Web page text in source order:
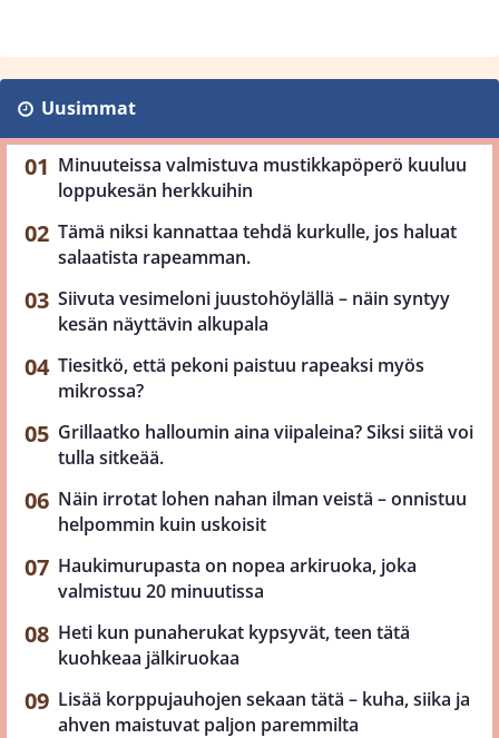
Uusimmat
Minuuteissa valmistuva mustikkapöperö kuuluu
loppukesän herkkuihin
Tämä niksi kannattaa tehdä kurkulle, jos haluat
salaatista rapeamman.
Siivuta vesimeloni juustohöylällä – näin syntyy
kesän näyttävin alkupala
Tiesitkö, että pekoni paistuu rapeaksi myös
mikrossa?
Grillaatko halloumin aina viipaleina? Siksi siitä voi
tulla sitkeää.
Näin irrotat lohen nahan ilman veistä – onnistuu
helpommin kuin uskoisit
Haukimurupasta on nopea arkiruoka, joka
valmistuu 20 minuutissa
Heti kun punaherukat kypsyvät, teen tätä
kuohkeaa jälkiruokaa
Lisää korppujauhojen sekaan tätä – kuha, siika ja
ahven maistuvat paljon paremmilta